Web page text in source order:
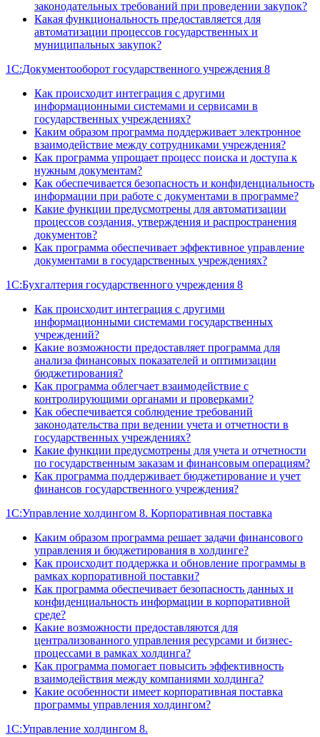
законодательных требований при проведении закупок?
Какая функциональность предоставляется для
автоматизации процессов государственных и
муниципальных закупок?
1С:Документооборот государственного учреждения 8
Как происходит интеграция с другими
информационными системами и сервисами в
государственных учреждениях?
Каким образом программа поддерживает электронное
взаимодействие между сотрудниками учреждения?
Как программа упрощает процесс поиска и доступа к
нужным документам?
Как обеспечивается безопасность и конфиденциальность
информации при работе с документами в программе?
Какие функции предусмотрены для автоматизации
процессов создания, утверждения и распространения
документов?
Как программа обеспечивает эффективное управление
документами в государственных учреждениях?
1С:Бухгалтерия государственного учреждения 8
Как происходит интеграция с другими
информационными системами государственных
учреждений?
Какие возможности предоставляет программа для
анализа финансовых показателей и оптимизации
бюджетирования?
Как программа облегчает взаимодействие с
контролирующими органами и проверками?
Как обеспечивается соблюдение требований
законодательства при ведении учета и отчетности в
государственных учреждениях?
Какие функции предусмотрены для учета и отчетности
по государственным заказам и финансовым операциям?
Как программа поддерживает бюджетирование и учет
финансов государственного учреждения?
1С:Управление холдингом 8. Корпоративная поставка
Каким образом программа решает задачи финансового
управления и бюджетирования в холдинге?
Как происходит поддержка и обновление программы в
рамках корпоративной поставки?
Как программа обеспечивает безопасность данных и
конфиденциальность информации в корпоративной
среде?
Какие возможности предоставляются для
централизованного управления ресурсами и бизнес-
процессами в рамках холдинга?
Как программа помогает повысить эффективность
взаимодействия между компаниями холдинга?
Какие особенности имеет корпоративная поставка
программы управления холдингом?
1С:Управление холдингом 8.